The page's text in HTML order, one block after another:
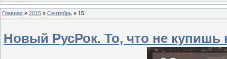
Главная » 2015 » Сентябрь » 15
Новый РусРок. То, что не купишь